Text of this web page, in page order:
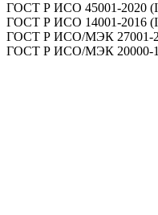
ГОСТ Р ИСО 45001-2020
ГОСТ Р ИСО 14001-2016
ГОСТ Р ИСО/МЭК 27001-
ГОСТ Р ИСО/МЭК 20000-